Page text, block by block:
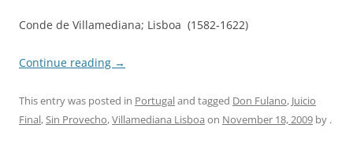
Conde de Villamediana; Lisboa (1582-1622)
Continue reading →
This entry was posted in Portugaland tagged Don Fulano, Juicio
Final,Sin Provecho,Villamediana Lisboa on November 18, 2009 by .